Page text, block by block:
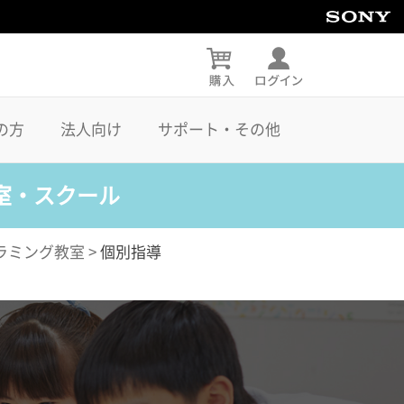
方 法人向け サポート・その他
・スクール
ミング教室 > 個別指導